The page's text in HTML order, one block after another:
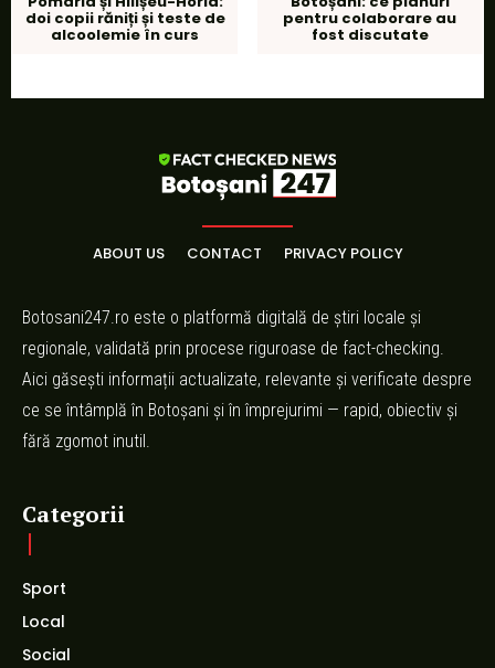
doi copii răniți și teste de
alcoolemie în curs
pentru colaborare au
fost discutate
ABOUT US CONTACT PRIVACY POLICY
Botosani247.ro este o platformă digitală de știri locale și
regionale, validată prin procese riguroase de fact-checking.
Aici găsești informații actualizate, relevante și verificate despre
ce se întâmplă în Botoșani și în împrejurimi — rapid, obiectiv și
fără zgomot inutil.
Categorii
Sport
Local
Social